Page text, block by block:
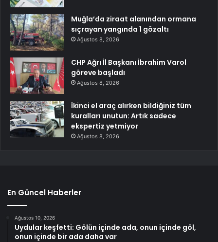
Muğla’da ziraat alanından ormana
sıçrayan yangında 1 gözaltı
Ağustos 8, 2026
CHP Ağrı İl Başkanı İbrahim Varol
göreve başladı
Ağustos 8, 2026
İkinci el araç alırken bildiğiniz tüm
kuralları unutun: Artık sadece
ekspertiz yetmiyor
Ağustos 8, 2026
En Güncel Haberler
Ağustos 10, 2026
Uydular keşfetti: Gölün içinde ada, onun içinde göl,
onun içinde bir ada daha var